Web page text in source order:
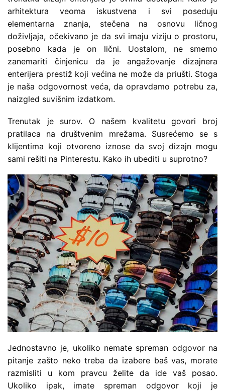
arhitektura veoma iskustvena i svi poseduju
elementarna znanja, stečena na osnovu ličnog
doživljaja, očekivano je da svi imaju viziju o prostoru,
posebno kada je on lični. Uostalom, ne smemo
zanemariti činjenicu da je angažovanje dizajnera
enterijera prestiž koji većina ne može da priušti. Stoga
je naša odgovornost veća, da opravdamo potrebu za,
naizgled suvišnim izdatkom.
Trenutak je surov. O našem kvalitetu govori broj
pratilaca na društvenim mrežama. Susrećemo se s
klijentima koji otvoreno iznose da svoj dizajn mogu
sami rešiti na Pinterestu. Kako ih ubediti u suprotno?
Jednostavno je, ukoliko nemate spreman odgovor na
pitanje zašto neko treba da izabere baš vas, morate
razmisliti u kom pravcu želite da ide vaš posao.
Ukoliko ipak, imate spreman odgovor koji je